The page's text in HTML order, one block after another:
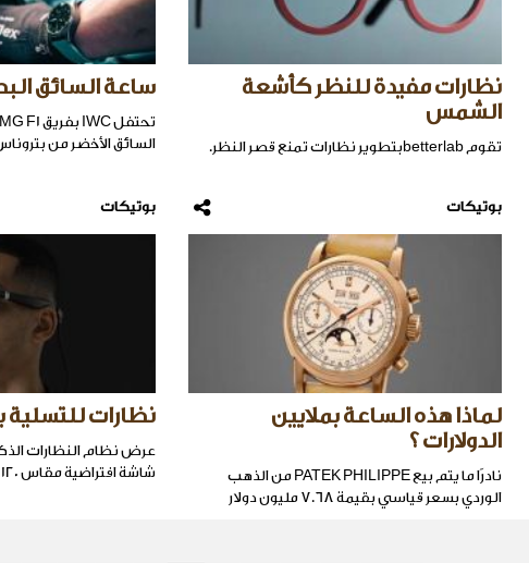
نظارات مفيدة للنظر كأشعة
الشمس
تقوم betterlabبتطوير نظارات تمنع قصر النظر.
ساعة السائق
السائق الأخضر من
بوتيكات
لماذا هذه الساعة بملايين
الدولارات ؟
نادرًا ما يتم بيع PATEK PHILIPPE من الذهب
الوردي بسعر قياسي بقيمة 7.68 مليون دولار
بوتيكات
نظارات
شاشة افتراضية مقاس 120 بوصة.